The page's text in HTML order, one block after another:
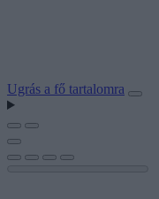
Ugrás a fő tartalomra